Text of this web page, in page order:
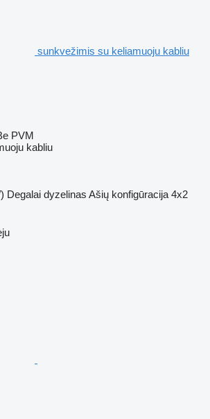
sunkvežimis su keliamuoju kabliu
PVM
kabliu
Degalai dyzelinas Ašių konfigūracija 4x2